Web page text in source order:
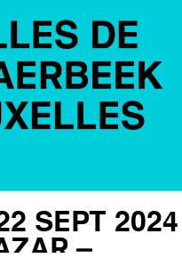
SEPT 2024
–